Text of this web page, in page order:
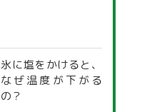
氷に塩をかけると、
なぜ温度が下がる
の？